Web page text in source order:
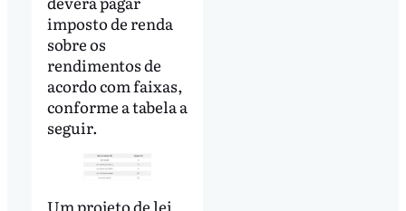
imposto de renda
sobre os
rendimentos de
acordo com faixas,
conforme a tabela a
seguir.
Um projeto de lei